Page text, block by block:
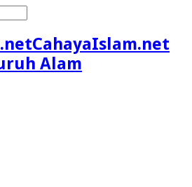
CahayaIslam.net
Alam